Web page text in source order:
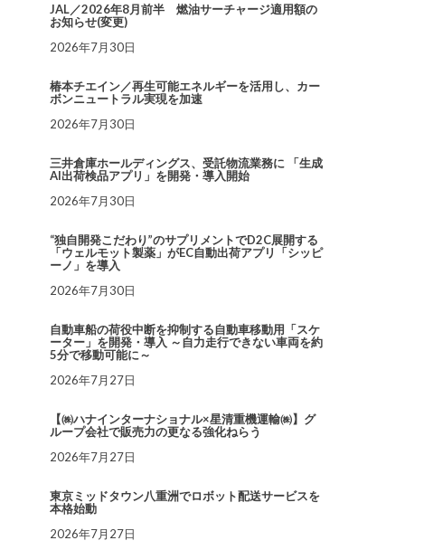
JAL／2026年8月前半 燃油サーチャージ適用額の
お知らせ(変更)
2026年7月30日
椿本チエイン／再生可能エネルギーを活用し、カー
ボンニュートラル実現を加速
2026年7月30日
三井倉庫ホールディングス、受託物流業務に 「生成
AI出荷検品アプリ」を開発・導入開始
2026年7月30日
“独自開発こだわり”のサプリメントでD2C展開する
「ウェルモット製薬」がEC自動出荷アプリ「シッピ
ーノ」を導入
2026年7月30日
自動車船の荷役中断を抑制する自動車移動用「スケ
ーター」を開発・導入 ～自力走行できない車両を約
5分で移動可能に～
2026年7月27日
【㈱ハナインターナショナル×星清重機運輸㈱】グ
ループ会社で販売力の更なる強化ねらう
2026年7月27日
東京ミッドタウン八重洲でロボット配送サービスを
本格始動
2026年7月27日